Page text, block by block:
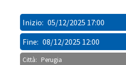
Inizio: 05/12/2025 17:00
Fine: 08/12/2025 12:00
Città: Perugia